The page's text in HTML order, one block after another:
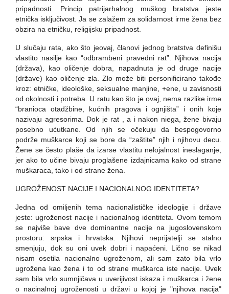
pripadnosti. Princip patrijarhalnog muškog bratstva jeste
etnička isključivost. Ja se zalažem za solidarnost irme žena bez
obzira na etničku, religijsku pripadnost.
U slučaju rata, ako što jeovaj, članovi jednog bratstva definišu
vlastito nasilje kao “odbrambeni pravedni rat”. Njihova nacija
(država), kao oličenje dobra, napadnuta je od druge nacije
(države) kao oličenje zla. Zlo može biti personificirano takođe
kroz: etničke, ideološke, seksualne manjine, +ene, u zavisnosti
od okolnosti i potreba. U ratu kao što je ovaj, nema razlike irme
“branioca otadžbine, kućnih pragova i ognjišta” i onih koje
nazivaju agresorima. Dok je rat , a i nakon niega, žene bivaju
posebno ućutkane. Od njih se očekuju da bespogovorno
podrže muškarce koji se bore da “zaštite” njih i njihovu decu.
Žene se često plaše da izarse vlastitu nelojalnost ineslaganje,
jer ako to učine bivaju proglašene izdajnicama kako od strane
muškaraca, tako i od strane žena.
UGROŽENOST NACIJE I NACIONALNOG IDENTITETA?
Jedna od omiljenih tema nacionalističke ideologije i države
jeste: ugroženost nacije i nacionalnog identiteta. Ovom temom
se najviše bave dve dominantne nacije na jugoslovenskom
prostoru: srpska i hrvatska.
Njihovi neprijatelji se stalno
smenjuju, dok su oni uvek dobri i napaćeni. Lično se nikad
nisam osetila nacionalno ugroženom, ali sam zato bila vrlo
ugrožena kao žena i to od strane muškarca iste nacije. Uvek
sam bila vrlo sumnjičava u uverijivost iskaza i muškarca i žene
o nacinalnoj ugroženosti u državi u kojoj je "njihova nacija"